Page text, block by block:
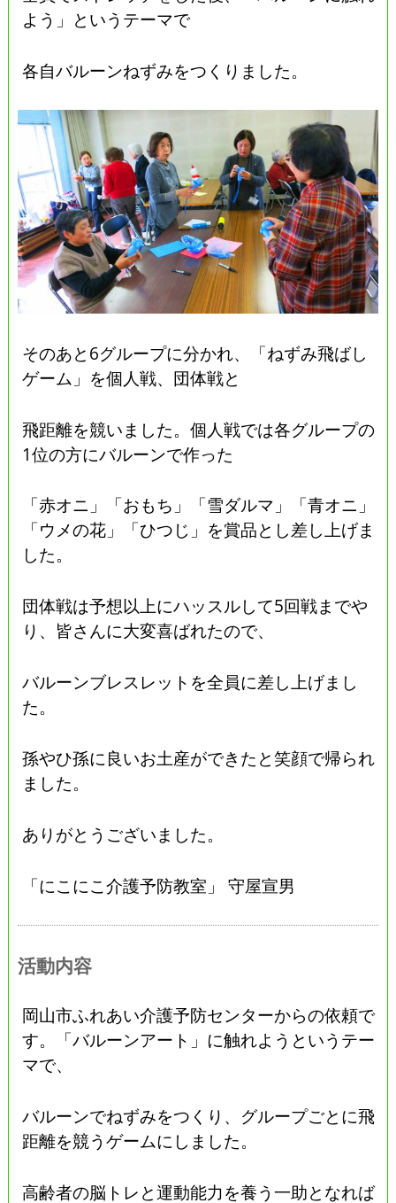
よう」というテーマで
各自バルーンねずみをつくりました。
そのあと6グループに分かれ、「ねずみ飛ばし
ゲーム」を個人戦、団体戦と
飛距離を競いました。個人戦では各グループの
1位の方にバルーンで作った
「赤オニ」「おもち」「雪ダルマ」「青オニ」
「ウメの花」「ひつじ」を賞品とし差し上げま
した。
団体戦は予想以上にハッスルして5回戦までや
り、皆さんに大変喜ばれたので、
バルーンブレスレットを全員に差し上げまし
た。
孫やひ孫に良いお土産ができたと笑顔で帰られ
ました。
ありがとうございました。
「にこにこ介護予防教室」 守屋宣男
活動内容
岡山市ふれあい介護予防センターからの依頼で
す。「バルーンアート」に触れようというテー
マで、
バルーンでねずみをつくり、グループごとに飛
距離を競うゲームにしました。
高齢者の脳トレと運動能力を養う一助となれば